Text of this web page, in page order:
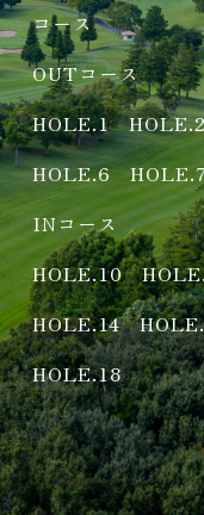
コース
OUTコース
HOLE.1
HOLE.6
INコース
HOLE.10
HOLE.14
HOLE.18